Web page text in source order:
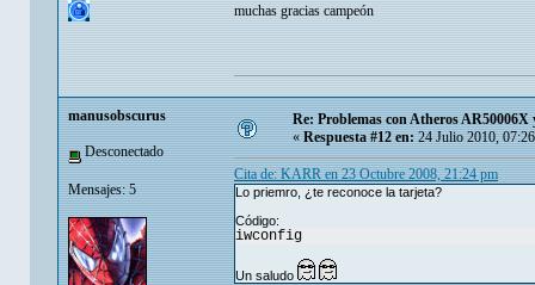
muchas gracias campeón
manusobscurus
Desconectado
Mensajes: 5
Re: Problemas con Atheros AR50006X
«Respuesta #12 en:24 Julio 2010,
Cita de: KARR en 23 Octubre 2008, 21:24 pm
Lo priemro, ¿te reconoce la tarjeta?
Código:
iwconfig
Un saludo